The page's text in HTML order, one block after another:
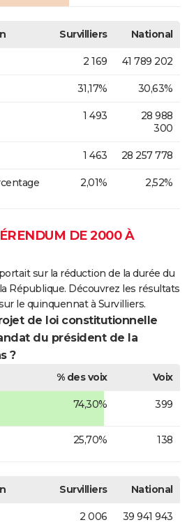
Survilliers National
2 169 41 789 202
31,17% 30,63%
1 493
28 988
300
1 463 28 257 778
2,01% 2,52%
DE 2000 À
sur la réduction de la durée du
République. Découvrez les résultats
le quinquennat à Survilliers.
de loi constitutionnelle
du président de la
?
% des voix
Voix
74,30% 399
25,70% 138
Survilliers National
2 006 39 941 943